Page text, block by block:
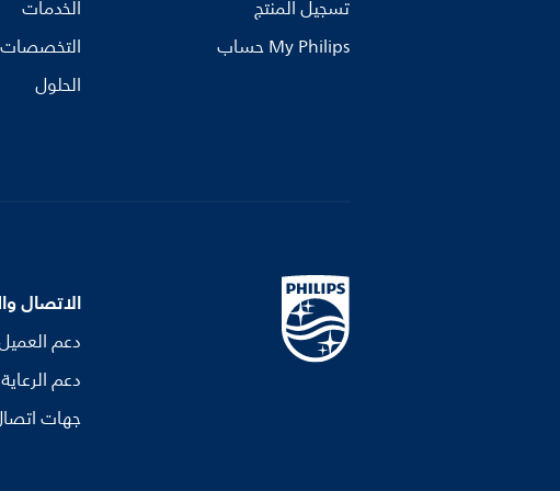
تسجيل المنتج
My Philips حساب
الخدمات
التخصصات
الحلول
الاتصال
دعم
دعم
جهات